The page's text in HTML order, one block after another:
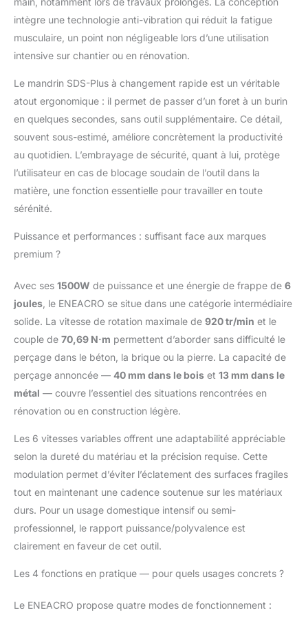
Fonctions】 Quatre fonctions différentes
pour le perçage (pour le bois, l'acier), le
burinage (pour le béton ou la brique), le
perçage au marteau (pour les travaux
s'adaptent à une variété de scénarios de
travail. Vous pouvez rapidement changer
les fonctions avec deux commutateurs
différents. Par rapport à la conception de
commutateur à fonction unique, la
conception de commutateur à double
fonction peut prolonger la durée de vie de
100 %. ✅【Conception du boîtier en alliage
d'aluminium】 Par rapport à la conception
d'aluminium 32MA rend le marteau
perforateur très robuste et durable. Même
le sol, elle ne sera pas facilement
endommagée. Le moteur résistant à la
chaleur et la structure anti-poussière
prolongent la durée de vie du marteau
perforateur. ✅【Ce que vous obtenez】
Marteau perforateur à usage intensif
32MA*1 ; sds-plus
ciseau 250mm*2 ; poignée auxiliaire*1；
balai de carbone remplaçable 1 jeu ;
poussière*1； manuel d'instruction*1 ;
Mallette de rangement*1 ; garantie sans
défaut de 24 mois et service après-vente à
réponse rapide de 8 heures ouvrables.
intègre une technologie anti-vibration qui réduit la fatigue
musculaire, un point non négligeable lors d’une utilisation
intensive sur chantier ou en rénovation.
Le mandrin SDS-Plus à changement rapide est un véritable
atout ergonomique : il permet de passer d’un foret à un burin
en quelques secondes, sans outil supplémentaire. Ce détail,
souvent sous-estimé, améliore concrètement la productivité
au quotidien. L’embrayage de sécurité, quant à lui, protège
l’utilisateur en cas de blocage soudain de l’outil dans la
matière, une fonction essentielle pour travailler en toute
sérénité.
Puissance et performances : suffisant face aux marques
premium ?
Avec ses 1500W de puissance et une énergie de frappe de 6
joules , le ENEACRO se situe dans une catégorie intermédiaire
solide. La vitesse de rotation maximale de 920 tr/min et le
couple de 70,69 N·m permettent d’aborder sans difficulté le
perçage dans le béton, la brique ou la pierre. La capacité de
perçage annoncée — 40 mm dans le bois et 13 mm dans le
métal — couvre l’essentiel des situations rencontrées en
rénovation ou en construction légère.
Les 6 vitesses variables offrent une adaptabilité appréciable
selon la dureté du matériau et la précision requise. Cette
modulation permet d’éviter l’éclatement des surfaces fragiles
tout en maintenant une cadence soutenue sur les matériaux
durs. Pour un usage domestique intensif ou semi-
professionnel, le rapport puissance/polyvalence est
clairement en faveur de cet outil.
Les 4 fonctions en pratique — pour quels usages concrets ?
Le ENEACRO propose quatre modes de fonctionnement :